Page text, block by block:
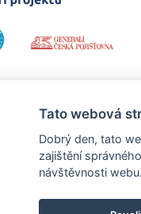
— Partnerský projekt
Tato webová
Dobrý den, tato
zajištění
návštěvnosti